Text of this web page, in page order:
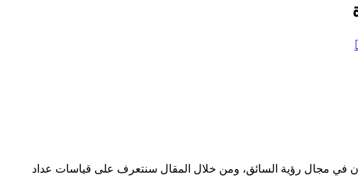
في مجال رؤية السائق، ومن خلال المقال سنتعرف على قياسات عداد